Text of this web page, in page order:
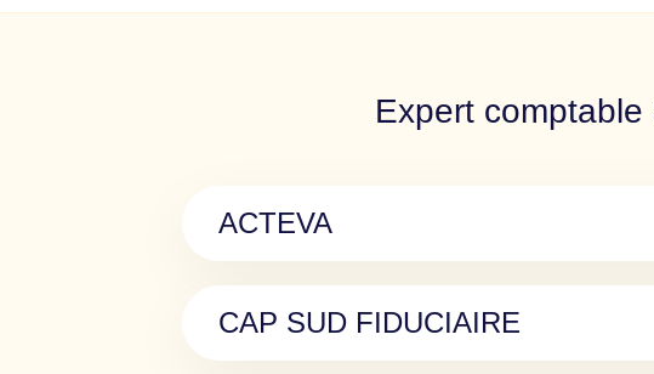
Expert
ACTEVA
CAP SUD FIDUCIAIRE